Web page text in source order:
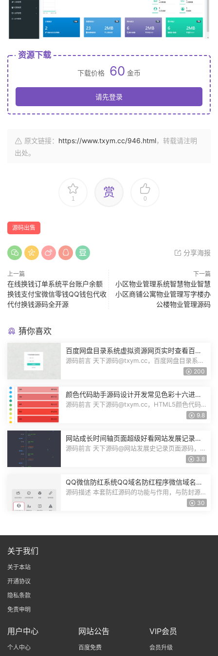
资源下载
下载价格 60 金币
请先登录
原文链接： https://www.txym.cc/946.html，转载请注明
出处。
1 赏 0
源码出售
分享海报
上一篇
在线换钱订单系统平台账户余额
换钱支付宝微信零钱QQ钱包代收
代付换钱源码全开源
下一篇
小区物业管理系统智慧物业智慧
小区商铺公寓物业管理写字楼办
公楼物业管理源码
猜你喜欢
百度网盘目录系统虚拟资源网页实时查看百度
网盘资源展示源码多用户多网盘运营版
源码前言 天下源码@txym.cc，百度网盘目录系
统，自带详细的安装说明，大小3.89M，...
200
颜色代码助手源码设计开发常见色彩十六进制
代码RGB颜色值HEX格式HTML5源码
源码前言 天下源码@txym.cc，HTML5颜色代码
选取器源码，大小29.6K，1个压缩文件，...
9.8
网站成长时间轴页面超级好看网站发展记录页
心情动态发布页HTML源码
源码前言 天下源码@网站发展史记录页面源码，大
3.8
QQ微信防红系统QQ域名防红程序微信域名防
红源码隐性链接在浏览器打开
源码描述 本套防红源码的功能与作用，与防封源码
30
关于我们
关于本站
开通协议
隐私条款
免责申明
用户中心
个人中心
网站公告
百度免费
VIP会员
会员升级